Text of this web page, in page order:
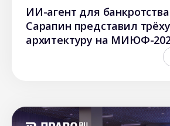
ИИ-агент для
Сарапин представил
архитектуру на МИЮФ-